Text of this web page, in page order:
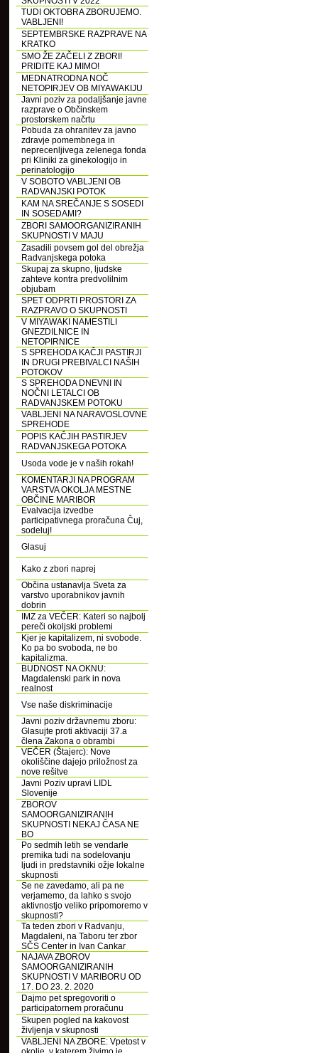
TUDI OKTOBRA ZBORUJEMO.
VABLJENI!
SEPTEMBRSKE RAZPRAVE NA
KRATKO
SMO ŽE ZAČELI Z ZBORI!
PRIDITE KAJ MIMO!
MEDNATRODNA NOČ
NETOPIRJEV OB MIYAWAKIJU
Javni poziv za podaljšanje javne
razprave o Občinskem
prostorskem načrtu
Pobuda za ohranitev za javno
zdravje pomembnega in
neprecenljivega zelenega fonda
pri Kliniki za ginekologijo in
perinatologijo
V SOBOTO VABLJENI OB
RADVANJSKI POTOK
KAM NA SREČANJE S SOSEDI
IN SOSEDAMI?
ZBORI SAMOORGANIZIRANIH
SKUPNOSTI V MAJU
Zasadili povsem gol del obrežja
Radvanjskega potoka
Skupaj za skupno, ljudske
zahteve kontra predvolilnim
objubam
SPET ODPRTI PROSTORI ZA
RAZPRAVO O SKUPNOSTI
V MIYAWAKI NAMESTILI
GNEZDILNICE IN
NETOPIRNICE
S SPREHODA KAČJI PASTIRJI
IN DRUGI PREBIVALCI NAŠIH
POTOKOV
S SPREHODA DNEVNI IN
NOČNI LETALCI OB
RADVANJSKEM POTOKU
VABLJENI NA NARAVOSLOVNE
SPREHODE
POPIS KAČJIH PASTIRJEV
RADVANJSKEGA POTOKA
Usoda vode je v naših rokah!
KOMENTARJI NA PROGRAM
VARSTVA OKOLJA MESTNE
OBČINE MARIBOR
Evalvacija izvedbe
participativnega proračuna Čuj,
sodeluj!
Glasuj
Kako z zbori naprej
Občina ustanavlja Sveta za
varstvo uporabnikov javnih
dobrin
IMZ za VEČER: Kateri so najbolj
pereči okoljski problemi
Kjer je kapitalizem, ni svobode.
Ko pa bo svoboda, ne bo
kapitalizma.
BUDNOST NA OKNU:
Magdalenski park in nova
realnost
Vse naše diskriminacije
Javni poziv državnemu zboru:
Glasujte proti aktivaciji 37.a
člena Zakona o obrambi
VEČER (Štajerc): Nove
okoliščine dajejo priložnost za
nove rešitve
Javni Poziv upravi LIDL
Slovenije
ZBOROV
SAMOORGANIZIRANIH
SKUPNOSTI NEKAJ ČASA NE
BO
Po sedmih letih se vendarle
premika tudi na sodelovanju
ljudi in predstavniki ožje lokalne
skupnosti
Se ne zavedamo, ali pa ne
verjamemo, da lahko s svojo
aktivnostjo veliko pripomoremo v
skupnosti?
Ta teden zbori v Radvanju,
Magdaleni, na Taboru ter zbor
SČS Center in Ivan Cankar
NAJAVA ZBOROV
SAMOORGANIZIRANIH
SKUPNOSTI V MARIBORU OD
17. DO 23. 2. 2020
Dajmo pet spregovoriti o
participatornem proračunu
Skupen pogled na kakovost
življenja v skupnosti
VABLJENI NA ZBORE: Vpetost v